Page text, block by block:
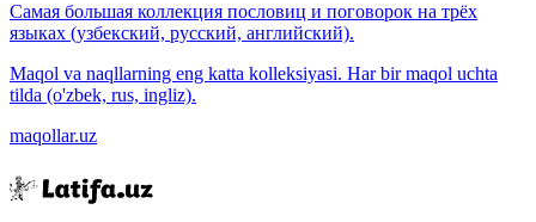
Самая большая коллекция пословиц и поговорок на трёх
языках (узбекский, русский, английский).
Maqol va naqllarning eng katta kolleksiyasi. Har bir maqol uchta
tilda (o'zbek, rus, ingliz).
maqollar.uz